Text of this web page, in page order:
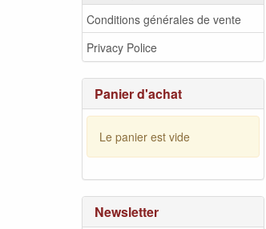
Conditions générales de vente
Privacy Police
Panier d'achat
Le panier est vide
Newsletter